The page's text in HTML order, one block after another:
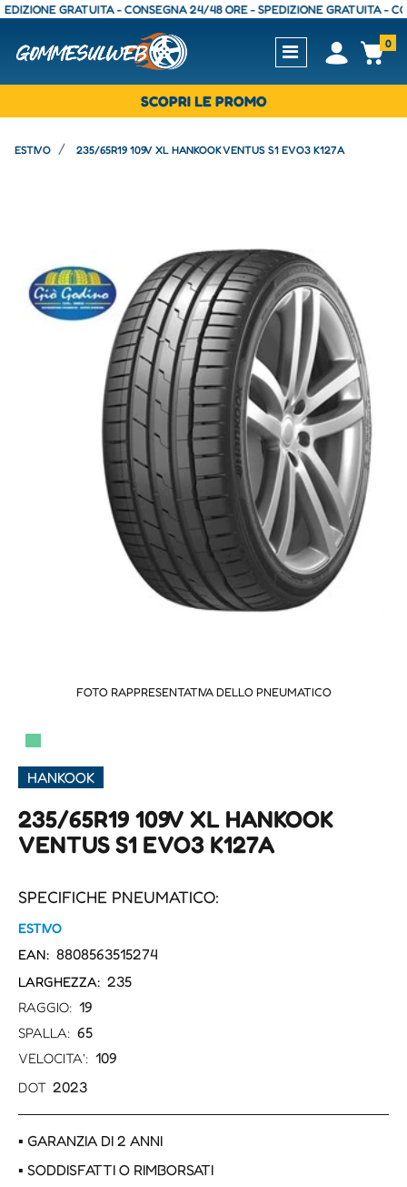
GRATUITA - CONSEGNA 24/48 ORE - SPEDIZIONE GRATUITA -
Open0
SCOPRI LE PROMO
ESTIVO 235/65R19 109V XL HANKOOK VENTUS S1 EVO3 K127A
FOTO RAPPRESENTATIVA DELLO PNEUMATICO
▀
HANKOOK
235/65R19 109V XL HANKOOK
VENTUS S1 EVO3 K127A
SPECIFICHE PNEUMATICO:
ESTIVO
EAN: 8808563515274
LARGHEZZA: 235
RAGGIO: 19
SPALLA: 65
VELOCITA': 109
DOT 2023
▪ GARANZIA DI 2 ANNI
▪ SODDISFATTI O RIMBORSATI